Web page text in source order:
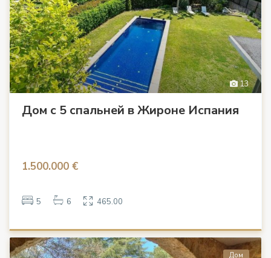
13
Дом с 5 спальнeй в Жироне Испания
1.500.000 €
5 6 465.00
Дом